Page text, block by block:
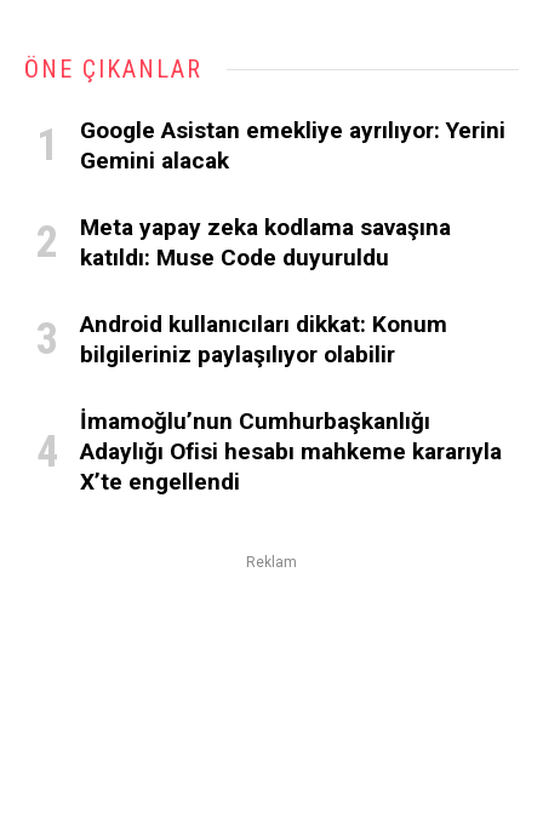
ÖNE ÇIKANLAR
Google Asistan emekliye ayrılıyor: Yerini
Gemini alacak
Meta yapay zeka kodlama savaşına
katıldı: Muse Code duyuruldu
Android kullanıcıları dikkat: Konum
bilgileriniz paylaşılıyor olabilir
İmamoğlu’nun Cumhurbaşkanlığı
Adaylığı Ofisi hesabı mahkeme kararıyla
X’te engellendi
Reklam